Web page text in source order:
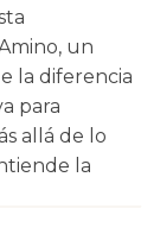
un
la diferencia
para
allá de lo
la